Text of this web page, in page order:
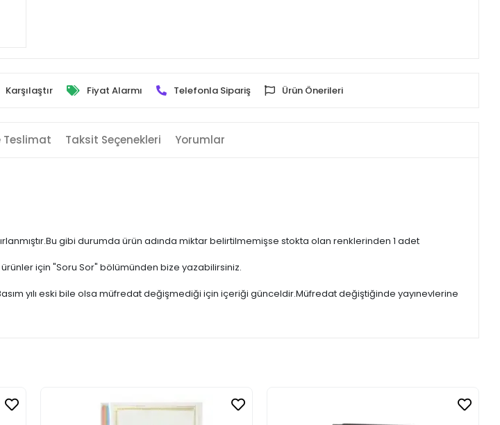
Karşılaştır Fiyat Alarmı Telefonla Sipariş Ürün Önerileri
Teslimat Taksit Seçenekleri Yorumlar
gibi durumda ürün adında miktar belirtilmemişse stokta olan renklerinden 1 adet
için "Soru Sor" bölümünden bize yazabilirsiniz.
yılı eski bile olsa müfredat değişmediği için içeriği günceldir.Müfredat değiştiğinde yayınevlerine